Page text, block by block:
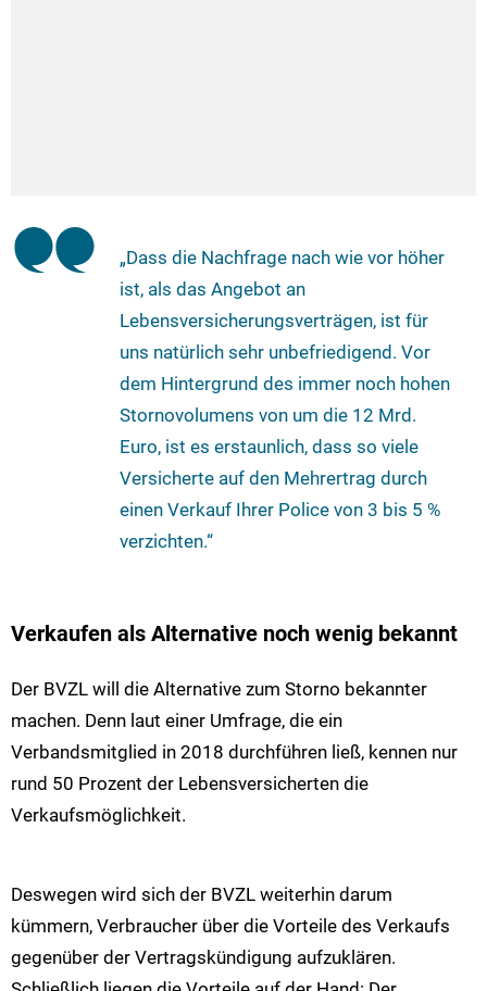
„Dass die Nachfrage nach wie vor höher
ist, als das Angebot an
Lebensversicherungsverträgen, ist für
uns natürlich sehr unbefriedigend. Vor
dem Hintergrund des immer noch hohen
Stornovolumens von um die 12 Mrd.
Euro, ist es erstaunlich, dass so viele
Versicherte auf den Mehrertrag durch
einen Verkauf Ihrer Police von 3 bis 5 %
verzichten.“
Verkaufen als Alternative noch wenig bekannt
Der BVZL will die Alternative zum Storno bekannter
machen. Denn laut einer Umfrage, die ein
Verbandsmitglied in 2018 durchführen ließ, kennen nur
rund 50 Prozent der Lebensversicherten die
Verkaufsmöglichkeit.
Deswegen wird sich der BVZL weiterhin darum
kümmern, Verbraucher über die Vorteile des Verkaufs
gegenüber der Vertragskündigung aufzuklären.